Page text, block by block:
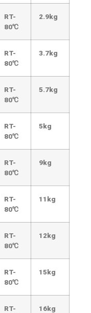
RT-
80℃
2.9kg
RT-
80℃
3.7kg
RT-
80℃
5.7kg
RT-
80℃
5kg
RT-
80℃
9kg
RT-
80℃
11kg
RT-
80℃
12kg
RT-
80℃
15kg
RT-
16kg